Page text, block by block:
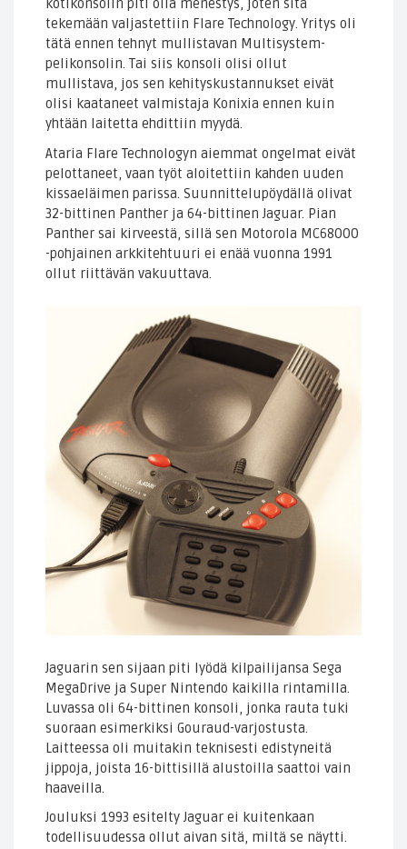
kotikonsolin piti olla menestys, joten sitä
tekemään valjastettiin Flare Technology. Yritys oli
tätä ennen tehnyt mullistavan Multisystem-
pelikonsolin. Tai siis konsoli olisi ollut
mullistava, jos sen kehityskustannukset eivät
olisi kaataneet valmistaja Konixia ennen kuin
yhtään laitetta ehdittiin myydä.
Ataria Flare Technologyn aiemmat ongelmat eivät
pelottaneet, vaan työt aloitettiin kahden uuden
kissaeläimen parissa. Suunnittelupöydällä olivat
32-bittinen Panther ja 64-bittinen Jaguar. Pian
Panther sai kirveestä, sillä sen Motorola MC68000
-pohjainen arkkitehtuuri ei enää vuonna 1991
ollut riittävän vakuuttava.
Jaguarin sen sijaan piti lyödä kilpailijansa Sega
MegaDrive ja Super Nintendo kaikilla rintamilla.
Luvassa oli 64-bittinen konsoli, jonka rauta tuki
suoraan esimerkiksi Gouraud-varjostusta.
Laitteessa oli muitakin teknisesti edistyneitä
jippoja, joista 16-bittisillä alustoilla saattoi vain
haaveilla.
Jouluksi 1993 esitelty Jaguar ei kuitenkaan
todellisuudessa ollut aivan sitä, miltä se näytti.